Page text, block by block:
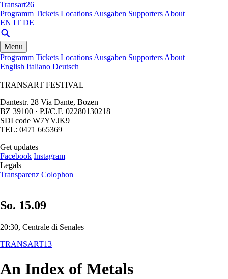
Transart26
Programm Tickets Locations Ausgaben Supporters About
EN IT DE
Menu
Programm Tickets Locations Ausgaben Supporters About
English Italiano Deutsch
TRANSART FESTIVAL
Dantestr. 28 Via Dante, Bozen
BZ 39100 · P.I/C.F. 02280130218
SDI code W7YVJK9
TEL: 0471 665369
Get updates
Facebook Instagram
Legals
Transparenz Colophon
So. 15.09
20:30, Centrale di Senales
TRANSART13
An Index of Metals